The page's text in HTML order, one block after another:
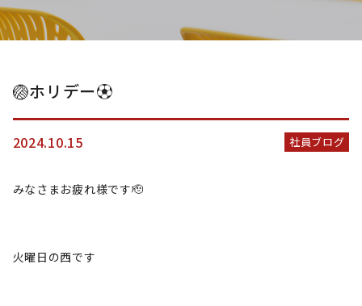
🏐ホリデー⚽️
2024.10.15 社員ブログ
みなさまお疲れ様です🫡
火曜日の西です